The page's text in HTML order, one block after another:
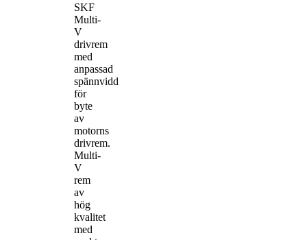
SKF
Multi-
V
drivrem
med
anpassad
spännvidd
för
byte
av
motorns
drivrem.
Multi-
V
rem
av
hög
kvalitet
med